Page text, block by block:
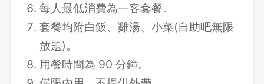
每人最低消費為一客套餐。
套餐均附白飯、雞湯、小菜(自助吧無限
放題)。
用餐時間為 90 分鐘。